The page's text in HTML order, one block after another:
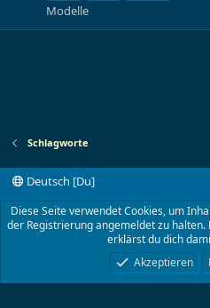
Modelle
Schlagworte
Deutsch [Du]
Kontakt
Nutzungsbedingungen
Hilfe und Impressum
Start
R
S
Community platform by XenForo® © 2010-
©2001- 2023 von Lokwolf
Diese Seite verwendet Cookies, um
der Registrierung angemeldet zu
erklärst du dich
Akzeptieren